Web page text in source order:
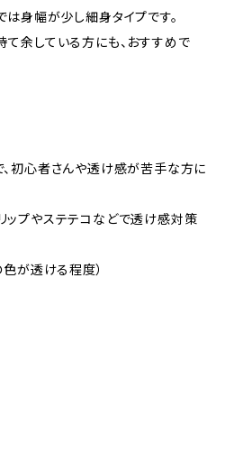
身幅が少し細身タイプです。
余している方にも、おすすめで
初心者さんや透け感が苦手な方に
プやステテコなどで透け感対策
色が透ける程度）